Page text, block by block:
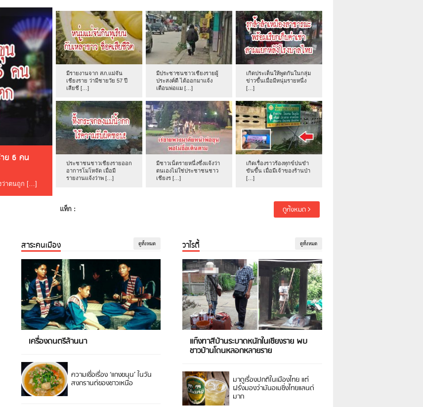
ย 6 คน
ว่าตนถูก […]
มีรายงานจาก สภ.แม่จัน
เชียงราย ว่ามีชายวัย 57 ปี
เสียชี […]
มีประชาชนชาวเชียงรายผู้
ประสงค์ดี ได้ออกมาแจ้ง
เตือนพ่อแม […]
เกิดประเด็นให้พูดกันในกลุ่ม
ข่าวขึ้นเมื่อมีหนุ่มรายหนึ่ง
[…]
ประชาชนชาวเชียงรายออก
อาการโมโหจัด เมื่อมี
รายงานแจ้งว่าพ […]
มีชาวเน็ตรายหนึ่งซึ่งแจ้งว่า
ตนเองไม่ใช่ประชาชนชาว
เชียงร […]
เกิดเรื่องราวร้องทุกข์ปนขำ
ขันขึ้น เมื่อมีเจ้าของร้านป่า
[…]
แท็ก : ดูทั้งหมด
สาระคนเมือง ดูทั้งหมด
เครื่องดนตรีล้านนา
ความเชื่อเรื่อง ‘แกงขนุน’ ในวัน
สงกรานต์ของชาวเหนือ
วาไรตี้ ดูทั้งหมด
แก๊งทาสีบ้านระบาดหนักในเชียงราย พบ
ชาวบ้านโดนหลอกหลายราย
มาดูเรื่องปกติในเมืองไทย แต่
ฝรั่งมองว่ามันอเมซิ่งไทยแลนด์
มาก